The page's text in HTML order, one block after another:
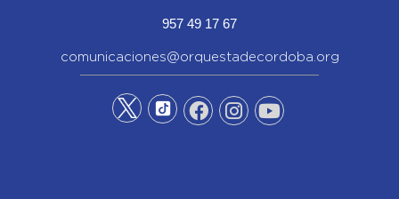
957 49 17 67
comunicaciones@orquestadecordoba.org